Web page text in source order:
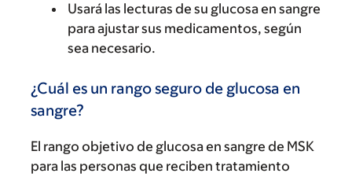
Usará las lecturas de su glucosa en sangre
para ajustar sus medicamentos, según
sea necesario.
¿Cuál es un rango seguro de glucosa en
sangre?
El rango objetivo de glucosa en sangre de MSK
para las personas que reciben tratamiento